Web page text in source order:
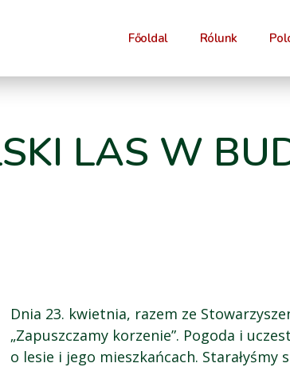
Főoldal Rólunk
LAS W
Dnia 23. kwietnia, razem ze
„Zapuszczamy korzenie”. Pogoda i
o lesie i jego mieszkańcach. Starałyśmy